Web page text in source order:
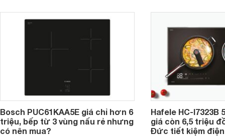
Bosch PUC61KAA5E giá chỉ hơn 6
triệu, bếp từ 3 vùng nấu rẻ nhưng
có nên mua?
Hafele HC-I7323B
giá còn 6,5 triệu
Đức tiết kiệm